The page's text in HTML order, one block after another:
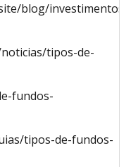
blog/
tipos-de-
fundos-
tipos-de-fundos-